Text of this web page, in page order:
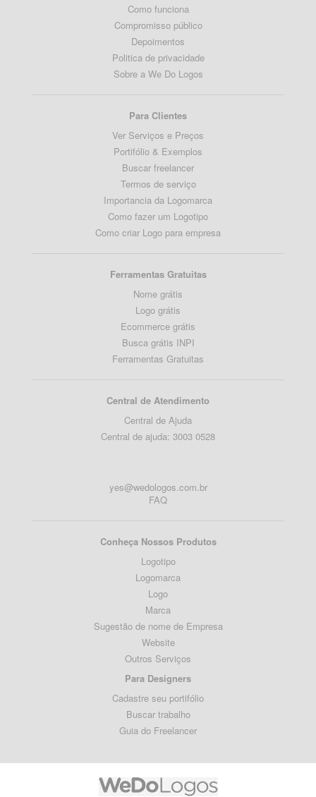
Como funciona
Compromisso público
Depoimentos
Politica de privacidade
Sobre a We Do Logos
Para Clientes
Ver Serviços e Preços
Portifólio & Exemplos
Buscar freelancer
Termos de serviço
Importancia da Logomarca
Como fazer um Logotipo
Como criar Logo para empresa
Ferramentas Gratuitas
Nome grátis
Logo grátis
Ecommerce grátis
Busca grátis INPI
Ferramentas Gratuitas
Central de Atendimento
Central de Ajuda
Central de ajuda: 3003 0528
yes@wedologos.com.br
FAQ
Conheça Nossos Produtos
Logotipo
Logomarca
Logo
Marca
Sugestão de nome de Empresa
Website
Outros Serviços
Para Designers
Cadastre seu portifólio
Buscar trabalho
Guia do Freelancer